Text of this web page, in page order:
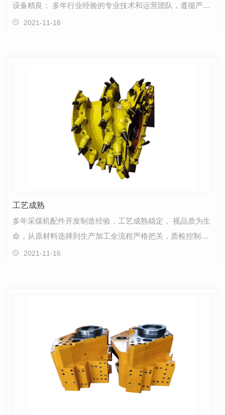
设备精良； 多年行业经验的专业技术和运营团队，遵循严格
的质量管理体系，标准化、规范化运作。
2021-11-16
工艺成熟
多年采煤机配件开发制造经验，工艺成熟稳定， 视品质为生
命，从原材料选择到生产加工全流程严格把关，质检控制精
益求精，产品质量过硬，不负客户信赖。
2021-11-16